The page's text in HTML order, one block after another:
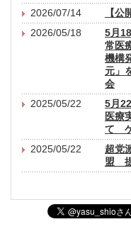
2026/07/14
【
2026/05/18
5月
常医
機構
元」
会
2025/05/22
5月
医療
て ゲ
2025/05/22
超党
盟